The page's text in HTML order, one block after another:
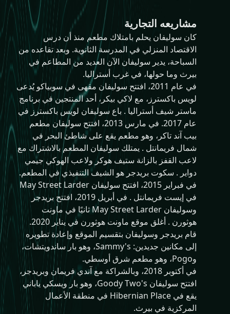
مشاريعه التجارية
كان سوليفان يحلم بامتلاك مطعم منذ أن درس
الاقتصاد المنزلي في المدرسة الثانوية. وبعد تقاعده من
السباحة، يدير سوليفان الآن العديد من المطاعم في
بيرث وما حولها، في غرب أستراليا.
في عام 2011، افتتح سوليفان مقهى في سوبياكو يُدعى
لويس باكسترز، مع لاكي بيكر، أحد المنتجين في برنامج
ماستر شيف أستراليا . باع سوليفان لويس باكسترز في
عام 2017. في مارس 2013، افتتح سوليفان مطعم
بيب آند تاكر، وهو مطعم يقع على شاطئ البحر في
شمال فريمانتل . يمتلك سوليفان المطعم بالاشتراك مع
لاعب القفز بالزانة ستيف هوكر ولاعب الهوكي جيمي
دواير . سكوت بريدجر هو الشيف التنفيذي في المطعم.
في فبراير 2015، افتتح سوليفان May Street Larder
في إيست فريمانتل . في أبريل 2019، افتتح بريدجر
وسوليفان May Street Larder ثانيًا في ماونت
هوثورن . أغلق موقع ماونت هوثورن في يناير 2020.
قام بريدجر وسوليفان بتقسيم الموقع وإعادة تطويره
إلى مكانين جديدين: Sammy's، وهو بار ساندويتشات،
وPogo، وهو مطعم شرق أوسطي.
في أكتوبر 2018، وبالشراكة مع آندي فريمان وبريدجر،
افتتح سوليفان Goody Two's، وهو بار ويسكي ياباني
يقع في Hibernian Place في منطقة الأعمال
المركزية في بيرث.